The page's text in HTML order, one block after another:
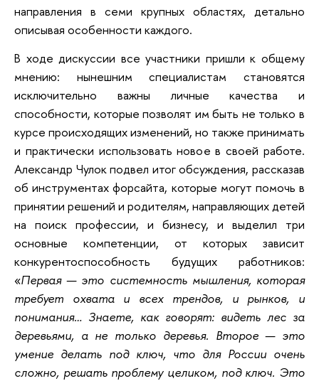
направления в семи крупных областях, детально
описывая особенности каждого.
В ходе дискуссии все участники пришли к общему
мнению: нынешним специалистам становятся
исключительно важны личные качества и
способности, которые позволят им быть не только в
курсе происходящих изменений, но также принимать
и практически использовать новое в своей работе.
Александр Чулок подвел итог обсуждения, рассказав
об инструментах форсайта, которые могут помочь в
принятии решений и родителям, направляющих детей
на поиск профессии, и бизнесу, и выделил три
основные компетенции, от которых зависит
конкурентоспособность будущих работников:
«Первая — это системность мышления, которая
требует охвата и всех трендов, и рынков, и
понимания… Знаете, как говорят: видеть лес за
деревьями, а не только деревья. Второе — это
умение делать под ключ, что для России очень
сложно, решать проблему целиком, под ключ. Это